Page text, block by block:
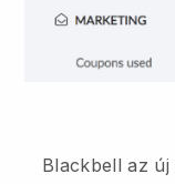
Blackbell az új